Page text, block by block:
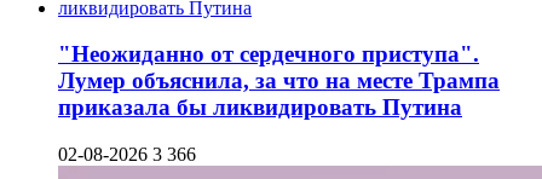
"Неожиданно от сердечного приступа".
Лумер объяснила, за что на месте Трампа
приказала бы ликвидировать Путина
02-08-2026 3 366